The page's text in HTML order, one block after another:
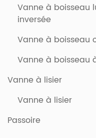
Vanne à boisseau
inversée
Vanne à boisseau
Vanne à boisseau
Vanne à lisier
Vanne à lisier
Passoire